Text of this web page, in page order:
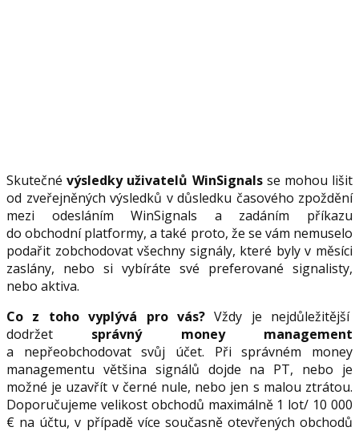
Skutečné výsledky uživatelů WinSignalsse mohou lišit
od zveřejněných výsledků v důsledku časového zpoždění
mezi odesláním WinSignals a zadáním příkazu
do obchodní platformy, a také proto, že se vám nemuselo
podařit zobchodovat všechny signály, které byly v měsíci
zaslány, nebo si vybíráte své preferované signalisty,
nebo aktiva.
Co z toho vyplývá pro vás?Vždy je nejdůležitější
dodržet správný money management
a nepřeobchodovat svůj účet. Při správném money
managementu většina signálů dojde na PT, nebo je
možné je uzavřít v černé nule, nebo jen s malou ztrátou.
Doporučujeme velikost obchodů maximálně 1 lot/ 10 000
€ na účtu, v případě více současně otevřených obchodů